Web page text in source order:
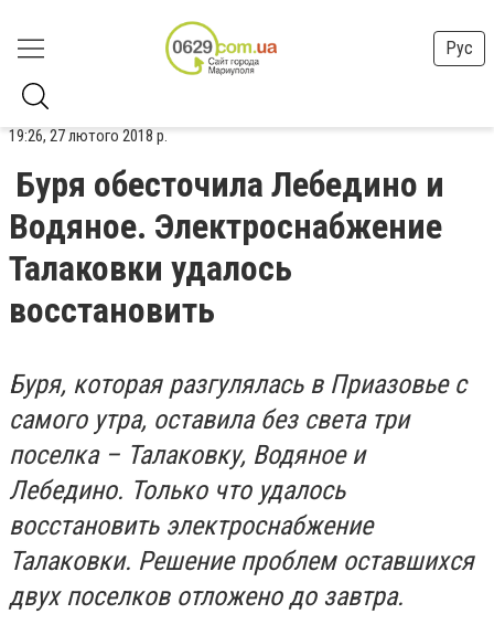
Рус
19:26, 27 лютого 2018 р.
Буря обесточила Лебедино и
Водяное. Электроснабжение
Талаковки удалось
восстановить
Буря, которая разгулялась в Приазовье с
самого утра, оставила без света три
поселка – Талаковку, Водяное и
Лебедино. Только что удалось
восстановить электроснабжение
Талаковки. Решение проблем оставшихся
двух поселков отложено до завтра.